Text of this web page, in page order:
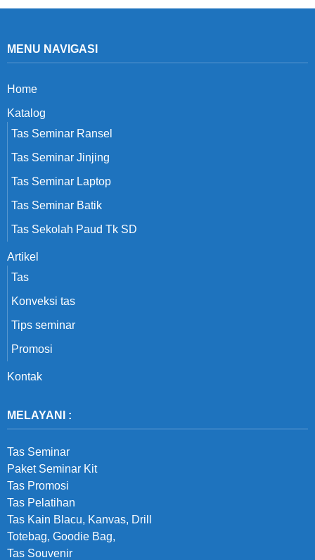
MENU NAVIGASI
Home
Katalog
Tas Seminar Ransel
Tas Seminar Jinjing
Tas Seminar Laptop
Tas Seminar Batik
Tas Sekolah Paud Tk SD
Artikel
Tas
Konveksi tas
Tips seminar
Promosi
Kontak
MELAYANI :
Tas Seminar
Paket Seminar Kit
Tas Promosi
Tas Pelatihan
Tas Kain Blacu, Kanvas, Drill
Totebag, Goodie Bag,
Tas Souvenir